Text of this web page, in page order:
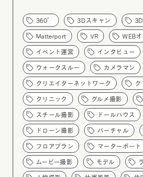
360° 3Dスキャン
Matterport VR WEB
イベント運営 インタビュー
ウォークスルー カメラマン
クリエイターネットワーク ク
クリニック グルメ撮影
スチール撮影 ドールハウス
ドローン撮影 バーチャル
フロアプラン マーターポート
ムービー撮影 モデル